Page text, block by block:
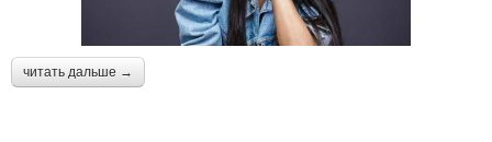
читать дальше →